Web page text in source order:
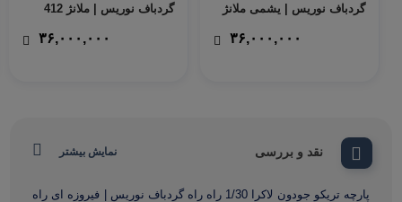
گردباف نوریس | یشمی ملانژ
۳۶,۰۰۰,۰۰۰
گردباف نوریس | ملانژ 412
۳۶,۰۰۰,۰۰۰
نقد و بررسی نمایش بیشتر
پارچه تریکو جودون لاکرا 1/30 راه راه گردباف نوریس | فیروزه ای راه